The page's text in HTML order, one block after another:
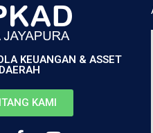
KEUANGAN & ASSET
DAERAH
KAMI